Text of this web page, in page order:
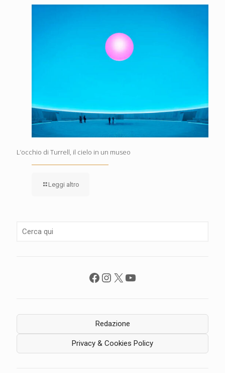
L’occhio di Turrell, il cielo in un museo
Leggi altro
Facebook
Instagram
X YouTube
Redazione
Privacy & Cookies Policy